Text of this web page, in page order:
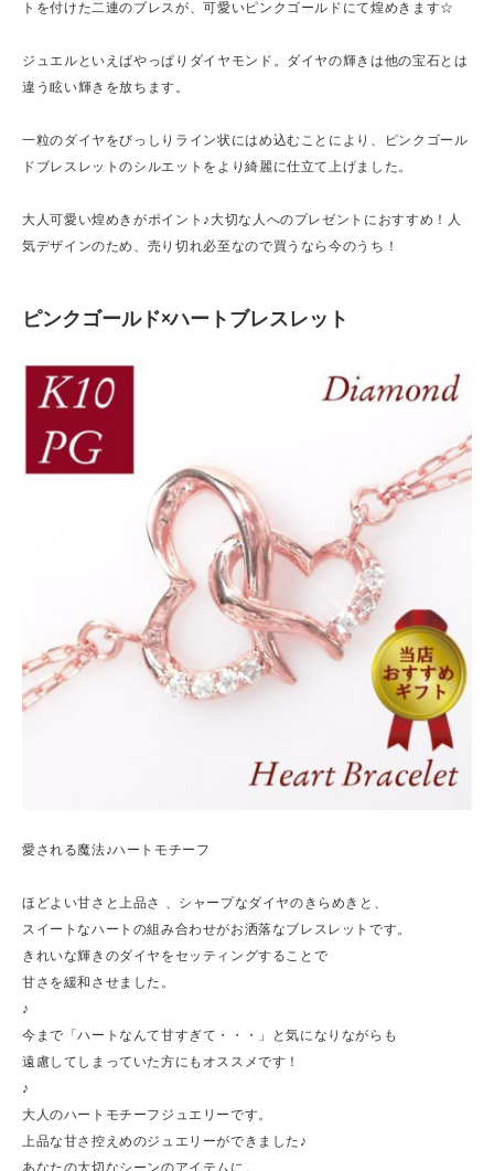
トを付けた二連のブレスが、可愛いピンクゴールドにて煌めきます☆
ジュエルといえばやっぱりダイヤモンド。ダイヤの輝きは他の宝石とは
違う眩い輝きを放ちます。
一粒のダイヤをびっしりライン状にはめ込むことにより、ピンクゴール
ドブレスレットのシルエットをより綺麗に仕立て上げました。
大人可愛い煌めきがポイント♪大切な人へのプレゼントにおすすめ！人
気デザインのため、売り切れ必至なので買うなら今のうち！
ピンクゴールド×ハートブレスレット
愛される魔法♪ハートモチーフ
ほどよい甘さと上品さ 、シャープなダイヤのきらめきと、
スイートなハートの組み合わせがお洒落なブレスレットです。
きれいな輝きのダイヤをセッティングすることで
甘さを緩和させました。
♪
今まで「ハートなんて甘すぎて・・・」と気になりながらも
遠慮してしまっていた方にもオススメです！
♪
大人のハートモチーフジュエリーです。
上品な甘さ控えめのジュエリーができました♪
あなたの大切なシーンのアイテムに。